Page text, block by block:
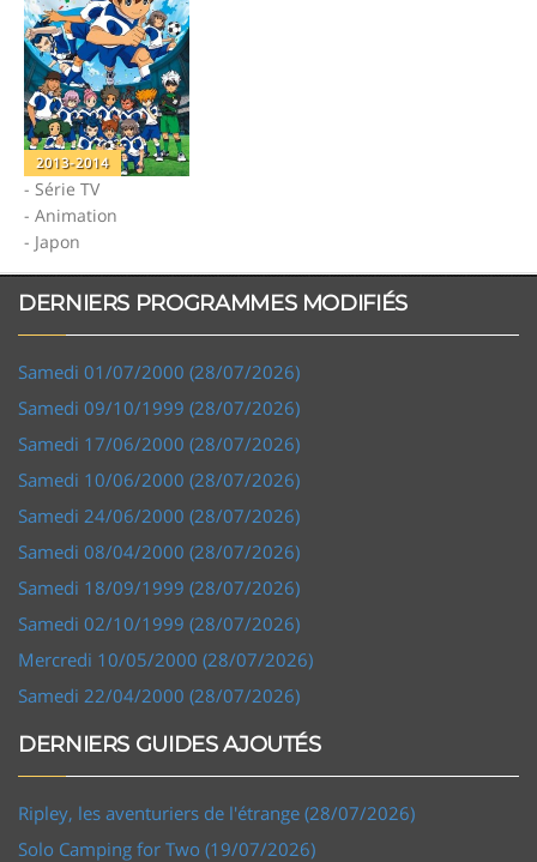
2013-2014
- Série TV
- Animation
- Japon
DERNIERS PROGRAMMES MODIFIÉS
Samedi 01/07/2000 (28/07/2026)
Samedi 09/10/1999 (28/07/2026)
Samedi 17/06/2000 (28/07/2026)
Samedi 10/06/2000 (28/07/2026)
Samedi 24/06/2000 (28/07/2026)
Samedi 08/04/2000 (28/07/2026)
Samedi 18/09/1999 (28/07/2026)
Samedi 02/10/1999 (28/07/2026)
Mercredi 10/05/2000 (28/07/2026)
Samedi 22/04/2000 (28/07/2026)
DERNIERS GUIDES AJOUTÉS
Ripley, les aventuriers de l'étrange (28/07/2026)
Solo Camping for Two (19/07/2026)